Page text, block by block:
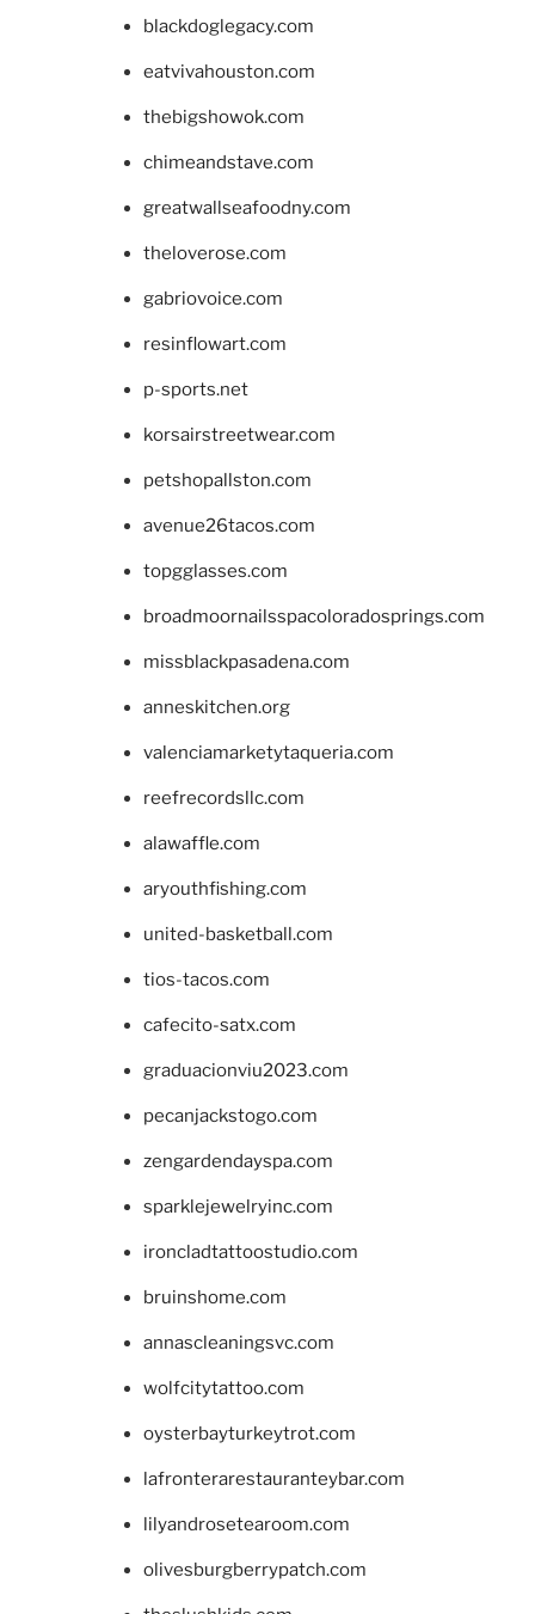
blackdoglegacy.com
eatvivahouston.com
thebigshowok.com
chimeandstave.com
greatwallseafoodny.com
theloverose.com
gabriovoice.com
resinflowart.com
p-sports.net
korsairstreetwear.com
petshopallston.com
avenue26tacos.com
topgglasses.com
broadmoornailsspacoloradosprings.com
missblackpasadena.com
anneskitchen.org
valenciamarketytaqueria.com
reefrecordsllc.com
alawaffle.com
aryouthfishing.com
united-basketball.com
tios-tacos.com
cafecito-satx.com
graduacionviu2023.com
pecanjackstogo.com
zengardendayspa.com
sparklejewelryinc.com
ironcladtattoostudio.com
bruinshome.com
annascleaningsvc.com
wolfcitytattoo.com
oysterbayturkeytrot.com
lafronterarestauranteybar.com
lilyandrosetearoom.com
olivesburgberrypatch.com